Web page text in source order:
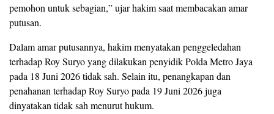
pemohon untuk sebagian,” ujar hakim saat membacakan amar
putusan.
Dalam amar putusannya, hakim menyatakan penggeledahan
terhadap Roy Suryo yang dilakukan penyidik Polda Metro Jaya
pada 18 Juni 2026 tidak sah. Selain itu, penangkapan dan
penahanan terhadap Roy Suryo pada 19 Juni 2026 juga
dinyatakan tidak sah menurut hukum.